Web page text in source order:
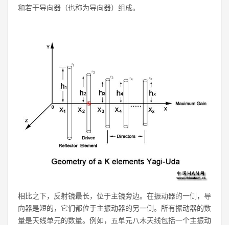
和若干导向器（也称为导向器）组成。
相比之下，反射镜最长，位于主镜旁边。在振动器的一侧，导
向器是短的，它们都位于主振动器的另一侧。所有振动器的数
量是天线单元的数量。例如，五单元八木天线包括一个主振动